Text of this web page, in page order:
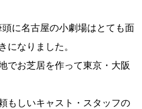
頭に名古屋の小劇場はとても面
になりました。
でお芝居を作って東京・大阪
もしいキャスト・スタッフの